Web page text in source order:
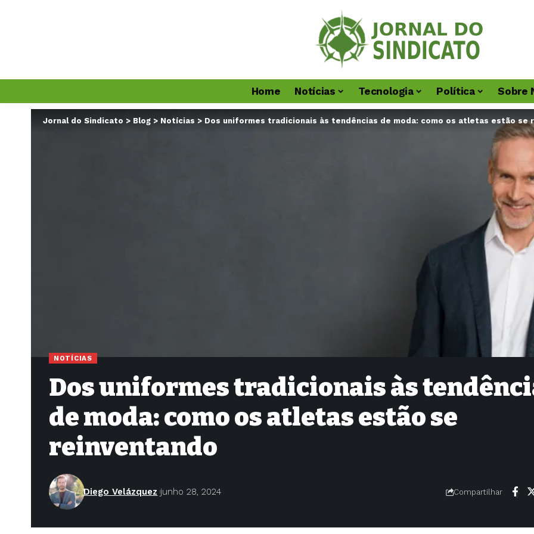
Home Notícias Tecnologia Política Sobre
Jornal do Sindicato > Blog > Notícias > Dos uniformes tradicionais às tendências de moda: como os atletas estão se
NOTÍCIAS
Dos uniformes tradicionais às
de moda: como os atletas estão se
reinventando
Diego Velázquez junho 28, 2024 Compartilhar